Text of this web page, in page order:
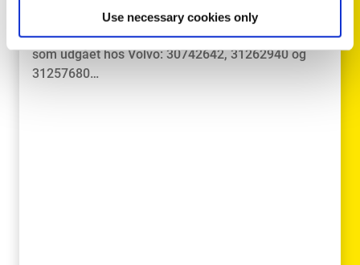
Use necessary cookies only
Håndbremsekablet med følgende OE-nr. er opført
som udgået hos Volvo: 30742642, 31262940 og
31257680…